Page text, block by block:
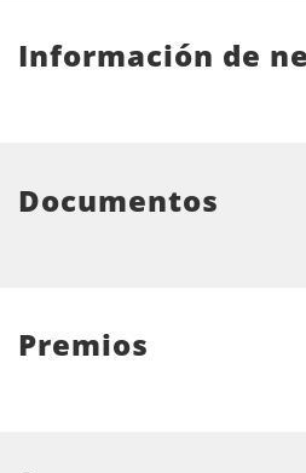
Información de
Documentos
Premios